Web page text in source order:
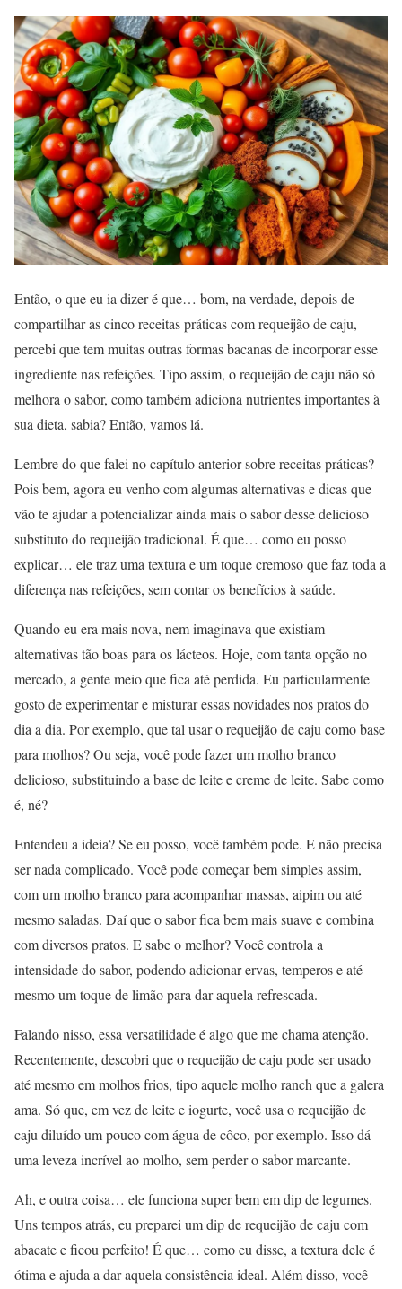
Então, o que eu ia dizer é que… bom, na verdade, depois de
compartilhar as cinco receitas práticas com requeijão de caju,
percebi que tem muitas outras formas bacanas de incorporar esse
ingrediente nas refeições. Tipo assim, o requeijão de caju não só
melhora o sabor, como também adiciona nutrientes importantes à
sua dieta, sabia? Então, vamos lá.
Lembre do que falei no capítulo anterior sobre receitas práticas?
Pois bem, agora eu venho com algumas alternativas e dicas que
vão te ajudar a potencializar ainda mais o sabor desse delicioso
substituto do requeijão tradicional. É que… como eu posso
explicar… ele traz uma textura e um toque cremoso que faz toda a
diferença nas refeições, sem contar os benefícios à saúde.
Quando eu era mais nova, nem imaginava que existiam
alternativas tão boas para os lácteos. Hoje, com tanta opção no
mercado, a gente meio que fica até perdida. Eu particularmente
gosto de experimentar e misturar essas novidades nos pratos do
dia a dia. Por exemplo, que tal usar o requeijão de caju como base
para molhos? Ou seja, você pode fazer um molho branco
delicioso, substituindo a base de leite e creme de leite. Sabe como
é, né?
Entendeu a ideia? Se eu posso, você também pode. E não precisa
ser nada complicado. Você pode começar bem simples assim,
com um molho branco para acompanhar massas, aipim ou até
mesmo saladas. Daí que o sabor fica bem mais suave e combina
com diversos pratos. E sabe o melhor? Você controla a
intensidade do sabor, podendo adicionar ervas, temperos e até
mesmo um toque de limão para dar aquela refrescada.
Falando nisso, essa versatilidade é algo que me chama atenção.
Recentemente, descobri que o requeijão de caju pode ser usado
até mesmo em molhos frios, tipo aquele molho ranch que a galera
ama. Só que, em vez de leite e iogurte, você usa o requeijão de
caju diluído um pouco com água de côco, por exemplo. Isso dá
uma leveza incrível ao molho, sem perder o sabor marcante.
Ah, e outra coisa… ele funciona super bem em dip de legumes.
Uns tempos atrás, eu preparei um dip de requeijão de caju com
abacate e ficou perfeito! É que… como eu disse, a textura dele é
ótima e ajuda a dar aquela consistência ideal. Além disso, você